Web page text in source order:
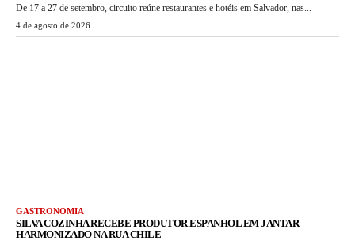
De 17 a 27 de setembro, circuito reúne restaurantes e hotéis em Salvador, nas...
4 de agosto de 2026
GASTRONOMIA
SILVA COZINHA RECEBE PRODUTOR ESPANHOL EM JANTAR
HARMONIZADO NA RUA CHILE